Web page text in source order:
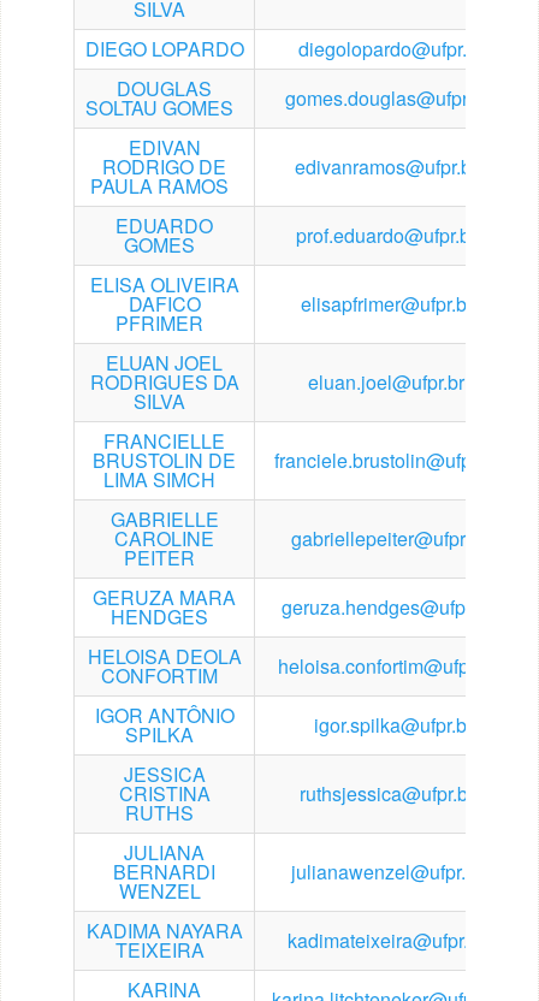
SILVA
DIEGO LOPARDO
diegolopardo@ufpr.br
DOUGLAS
SOLTAU GOMES
gomes.douglas@ufpr.br
EDIVAN
RODRIGO DE
PAULA RAMOS
edivanramos@ufpr.br
EDUARDO
GOMES
prof.eduardo@ufpr.br
ELISA OLIVEIRA
DAFICO
PFRIMER
elisapfrimer@ufpr.br
ELUAN JOEL
RODRIGUES DA
SILVA
eluan.joel@ufpr.br
FRANCIELLE
BRUSTOLIN DE
LIMA SIMCH
franciele.brustolin@ufpr.br
GABRIELLE
CAROLINE
PEITER
gabriellepeiter@ufpr.br
GERUZA MARA
HENDGES
geruza.hendges@ufpr.br
HELOISA DEOLA
CONFORTIM
heloisa.confortim@ufpr.br
IGOR ANTÔNIO
SPILKA
igor.spilka@ufpr.br
JESSICA
CRISTINA
RUTHS
ruthsjessica@ufpr.br
JULIANA
BERNARDI
WENZEL
julianawenzel@ufpr.br
KADIMA NAYARA
TEIXEIRA
kadimateixeira@ufpr.br
KARINA